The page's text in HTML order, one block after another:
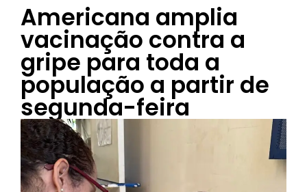
Americana amplia
vacinação contra a
gripe para toda a
população a partir de
segunda-feira